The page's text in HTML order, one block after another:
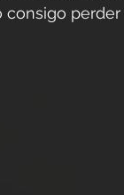
consigo perder